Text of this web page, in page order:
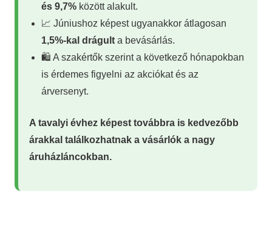
és 9,7% között alakult.
📈 Júniushoz képest ugyanakkor átlagosan
1,5%-kal drágult a bevásárlás.
🛍️ A szakértők szerint a következő hónapokban
is érdemes figyelni az akciókat és az
árversenyt.
A tavalyi évhez képest továbbra is kedvezőbb
árakkal találkozhatnak a vásárlók a nagy
áruházláncokban.